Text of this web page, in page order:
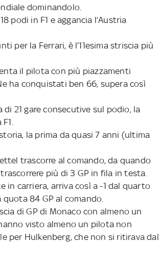
dominandolo.
podi in F1 e aggancia l’Austria
per la Ferrari, è l’11esima striscia più
il pilota con più piazzamenti
ha conquistati ben 66, supera così
21 gare consecutive sul podio, la
la prima da quasi 7 anni (ultima
trascorre al comando, da quando
più di 3 GP in fila in testa.
in carriera, arriva così a -1 dal quarto
84 GP al comando.
di GP di Monaco con almeno un
visto almeno un pilota non
per Hulkenberg, che non si ritirava dal